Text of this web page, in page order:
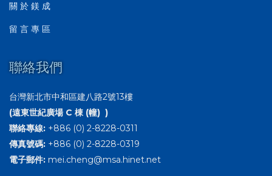
關 於 鎂 成
留 言 專 區
聯絡我們
台灣新北市中和區建八路2號13樓
(遠東世紀廣場 C 棟 (幢) )
聯絡專線: +886 (0) 2-8228-0311
傳真號碼: +886 (0) 2-8228-0319
電子郵件: mei.cheng@msa.hinet.net